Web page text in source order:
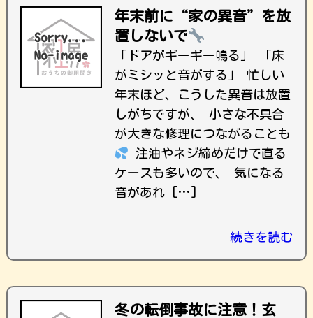
年末前に“家の異音”を放
置しないで
「ドアがギーギー鳴る」 「床
がミシッと音がする」 忙しい
年末ほど、こうした異音は放置
しがちですが、 小さな不具合
が大きな修理につながることも
注油やネジ締めだけで直る
ケースも多いので、 気になる
音があれ […]
続きを読む
冬の転倒事故に注意！玄